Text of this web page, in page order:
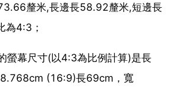
釐米,長邊長58.92釐米,短邊長
為4:3；
螢幕尺寸(以4:3為比例計算)是長
(16:9)長69cm，寬